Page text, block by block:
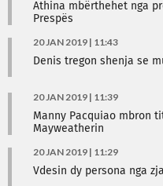
Athina mbërthehet nga
Prespës
20 JAN 2019 | 11:43
Denis tregon shenja se
20 JAN 2019 | 11:39
Manny Pacquiao mbron
Mayweatherin
20 JAN 2019 | 11:29
Vdesin dy persona nga